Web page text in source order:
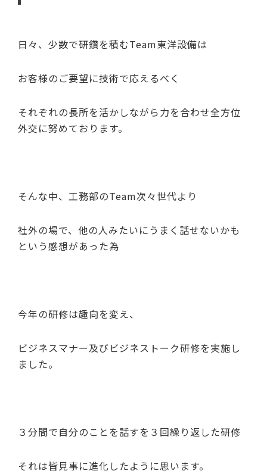
日々、少数で研鑽を積むTeam東洋設備は
お客様のご要望に技術で応えるべく
それぞれの長所を活かしながら力を合わせ全方位
外交に努めております。
そんな中、工務部のTeam次々世代より
社外の場で、他の人みたいにうまく話せないかも
という感想があった為
今年の研修は趣向を変え、
ビジネスマナー及びビジネストーク研修を実施し
ました。
３分間で自分のことを話すを３回繰り返した研修
それは皆見事に進化したように思います。